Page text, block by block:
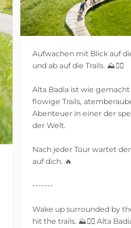
Aufwachen mit Blick auf
und ab auf die Trails. ⛰️🚵‍♀️
Alta Badia ist wie
flowige Trails,
Abenteuer in einer der
der Welt.
Nach jeder Tour wartet
auf dich. 🔥
-------
Wake up surrounded by
hit the trails. ⛰️🚵‍♀️ Alta